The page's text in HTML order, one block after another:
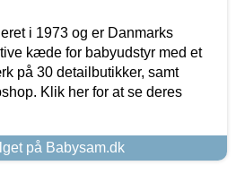
i 1973 og er Danmarks
kæde for babyudstyr med et
på 30 detailbutikker, samt
Klik her for at se deres
på Babysam.dk